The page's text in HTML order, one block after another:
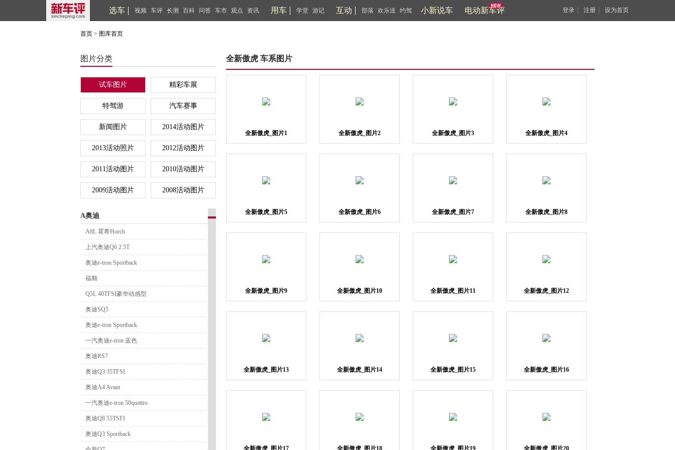
选车 视频 车评 长测 百科 问答 车市 观点 资讯 用车 学堂 游记 互动 部落 欢乐送 约驾 小新说车 电动新车评 登录 注册 设为首页
首页 > 图库首页
图片分类
试车图片 精彩车展
特驾游 汽车赛事
新闻图片 2014活动图片
2013活动照片 2012活动图片
2011活动图片 2010活动图片
2009活动图片 2008活动图片
A奥迪
A8L 霍希Horch
上汽奥迪Q6 2.5T
奥迪e-tron Sportback
福顺
Q5L 40TFSI豪华动感型
奥迪SQ5
奥迪e-tron Sportback
一汽奥迪e-tron 蓝色
奥迪RS7
奥迪Q3 35TFSI
奥迪A4 Avant
一汽奥迪e-tron 50quattro
奥迪Q8 55TSFI
奥迪Q3 Sportback
全新傲虎 车系图片
全新傲虎_图片1 全新傲虎_图片2 全新傲虎_图片3 全新傲虎_图片4
全新傲虎_图片5 全新傲虎_图片6 全新傲虎_图片7 全新傲虎_图片8
全新傲虎_图片9 全新傲虎_图片10 全新傲虎_图片11 全新傲虎_图片12
全新傲虎_图片13 全新傲虎_图片14 全新傲虎_图片15 全新傲虎_图片16
全新傲虎_图片17 全新傲虎_图片18 全新傲虎_图片19 全新傲虎_图片20